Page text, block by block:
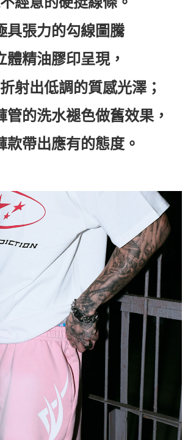
含以上)免運費
具張力的勾線圖騰
體精油膠印呈現，
射出低調的質感光澤；
管的洗水褪色做舊效果，
款帶出應有的態度。